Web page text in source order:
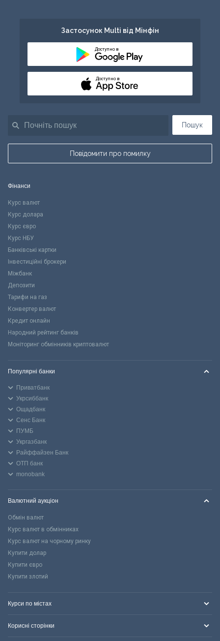
Пошук
Повідомити про помилку
Застосунок Multi від Мінфін
Доступно в
Доступно в
Фінанси
Курс валют
Курс долара
Курс євро
Курс НБУ
Банківські картки
Інвестиційні брокери
Міжбанк
Депозити
Тарифи на газ
Конвертер валют
Кредит онлайн
Народний рейтинг банків
Моніторинг обмінників криптовалют
Популярні банки
Приватбанк
Укрсиббанк
Ощадбанк
Сенс Банк
ПУМБ
Укргазбанк
Райффайзен Банк
ОТП банк
monobank
Валютний аукціон
Обмін валют
Курс валют в обмінниках
Курс валют на чорному ринку
Купити долар
Купити євро
Купити злотий
Курси по містах
Корисні сторінки